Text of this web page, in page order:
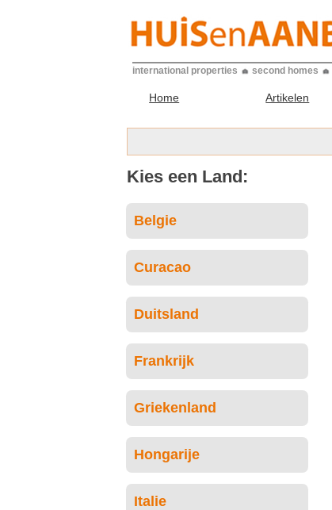
international properties second homes
Home Artikelen
Kies een Land:
Belgie
Curacao
Duitsland
Frankrijk
Griekenland
Hongarije
Italie